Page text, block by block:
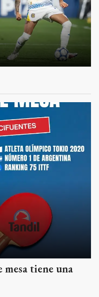
tiene una